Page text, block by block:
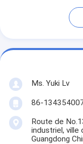
Ms. Yuki Lv
86-
Route de
industriel, ville
Guangdong